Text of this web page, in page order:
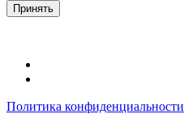
Принять
Политика конфиденциальности